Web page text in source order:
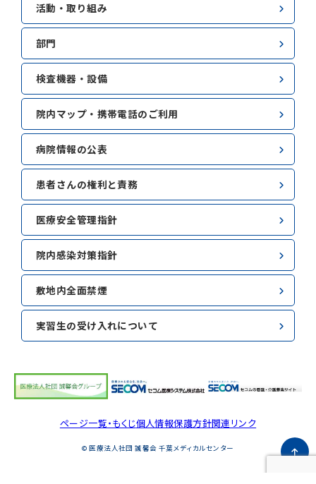
活動・取り組み
部門
検査機器・設備
院内マップ・携帯電話のご利用
病院情報の公表
患者さんの権利と責務
医療安全管理指針
院内感染対策指針
敷地内全面禁煙
実習生の受け入れについて
ページ一覧・もくじ個人情報保護方針関連リンク
© 医療法人社団 誠馨会 千葉メディカルセンター